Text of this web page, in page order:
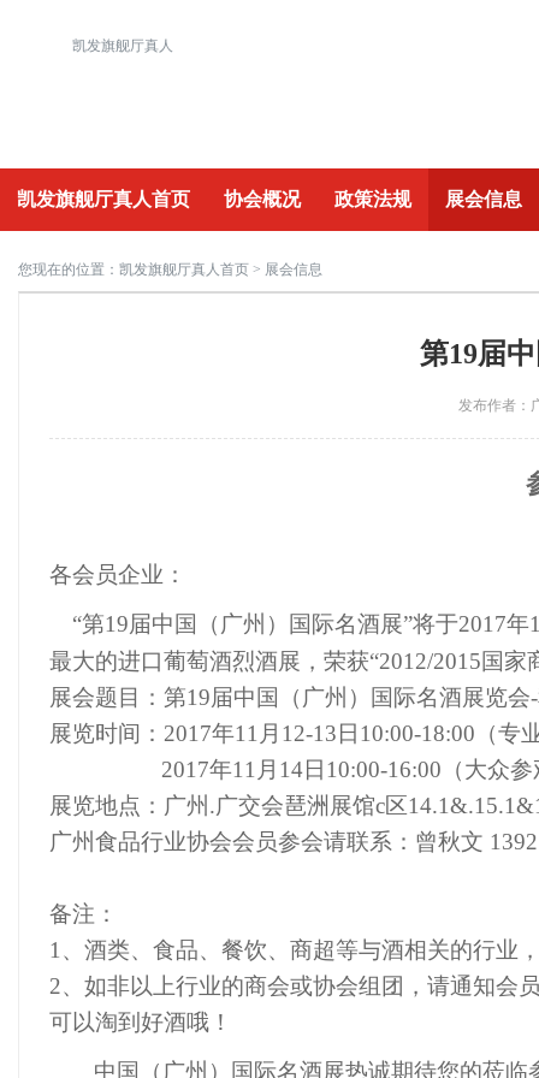
凯发旗舰厅真人
凯发旗舰厅真人首页 协会概况 政策法规 展会信息
重要活动
您现在的位置： 凯发旗舰厅真人首页 > 展会信息
第19届
发布作者
各会员企业：
“第19届中 国（广州）国际名酒展”将于2017
最大的进口葡萄酒烈酒展，荣获“2012/2015国家
展会题目：第19届中国（广州）国际名酒展览会
展览时间：2017年11月12-13日10:00-18:00（专
2017年11月14日10:00-16:00（大众
展览地点：广州.广交会琶洲展馆c区
广州食品行业协会会员参会请联系：曾秋文
备注：
1、酒类、食品、餐饮、商超等与酒相关的行业
2、如非以上行业的商会或协会组团，请通知会
可以淘到好酒哦！
中国（广州）国际名酒展热诚期待您的莅